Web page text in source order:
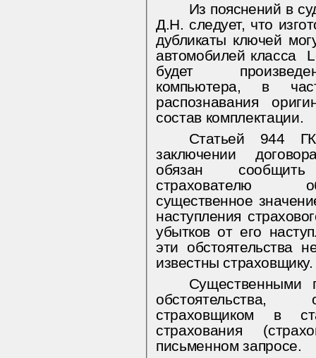
Из пояснений в
Д.Н. следует, что
дубликаты ключей
автомобилей класса
будет
компьютера, в
распознавания
состав комплектации.
Статьей 944
заключении
обязан
страхователю
существенное
наступления
убытков от его
эти обстоятельства
известны страховщику.
Существенными
обстоятельства,
страховщиком в
страхования
письменном запросе.